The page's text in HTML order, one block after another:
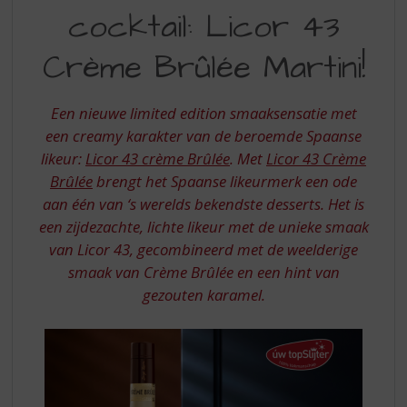
COCKTAIL
LICOR
43
CREME
BRULEE
MARTINI
cocktail: Licor 43
Crème Brûlée Martini!
Een nieuwe limited edition smaaksensatie met
een creamy karakter van de beroemde Spaanse
likeur: Licor 43 crème Brûlée. Met Licor 43 Crème
Brûléebrengt het Spaanse likeurmerk een ode
aan één van ‘s werelds bekendste desserts. Het is
een zijdezachte, lichte likeur met de unieke smaak
van Licor 43, gecombineerd met de weelderige
smaak van Crème Brûlée en een hint van
gezouten karamel.